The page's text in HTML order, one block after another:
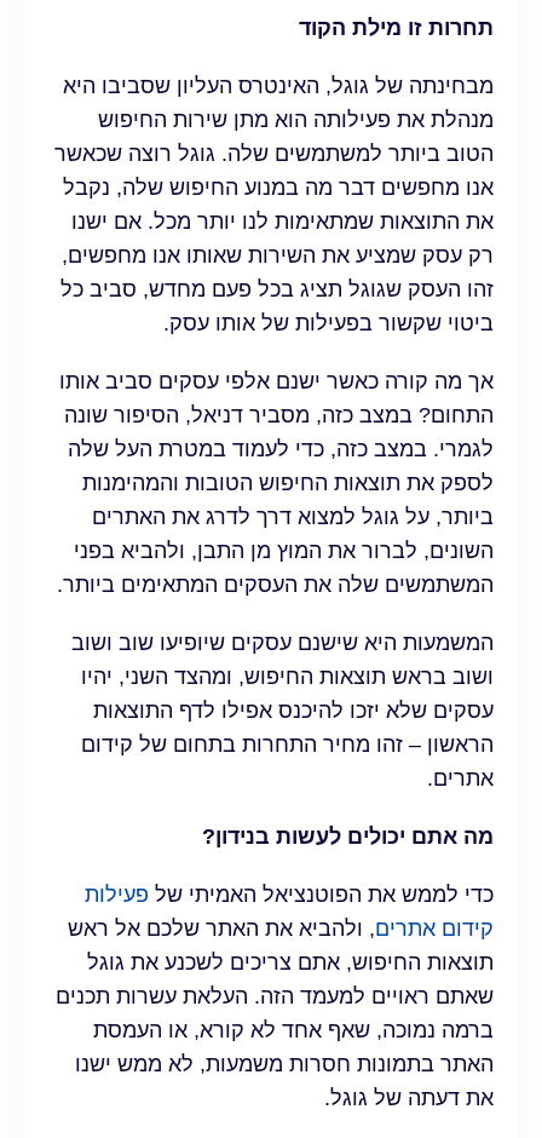
תחרות זו מילת הקוד
מבחינתה של גוגל, האינטרס העליון שסביבו היא
מנהלת את פעילותה הוא מתן שירות החיפוש
הטוב ביותר למשתמשים שלה. גוגל רוצה שכאשר
אנו מחפשים דבר מה במנוע החיפוש שלה, נקבל
את התוצאות שמתאימות לנו יותר מכל. אם ישנו
רק עסק שמציע את השירות שאותו אנו מחפשים,
זהו העסק שגוגל תציג בכל פעם מחדש, סביב כל
ביטוי שקשור בפעילות של אותו עסק.
אך מה קורה כאשר ישנם אלפי עסקים סביב אותו
התחום? במצב כזה, מסביר דניאל, הסיפור שונה
לגמרי. במצב כזה, כדי לעמוד במטרת העל שלה
לספק את תוצאות החיפוש הטובות והמהימנות
ביותר, על גוגל למצוא דרך לדרג את האתרים
השונים, לברור את המוץ מן התבן, ולהביא בפני
המשתמשים שלה את העסקים המתאימים ביותר.
המשמעות היא שישנם עסקים שיופיעו שוב ושוב
ושוב בראש תוצאות החיפוש, ומהצד השני, יהיו
עסקים שלא יזכו להיכנס אפילו לדף התוצאות
הראשון – זהו מחיר התחרות בתחום של קידום
אתרים.
מה אתם יכולים לעשות בנידון?
כדי לממש את הפוטנציאל האמיתי של פעילות
קידום אתרים, ולהביא את האתר שלכם אל ראש
תוצאות החיפוש, אתם צריכים לשכנע את גוגל
שאתם ראויים למעמד הזה. העלאת עשרות תכנים
ברמה נמוכה, שאף אחד לא קורא, או העמסת
האתר בתמונות חסרות משמעות, לא ממש ישנו
את דעתה של גוגל.